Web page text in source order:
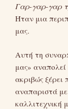
Γαρ-γαρ-γαρ
Ήταν μια
μας.
Αυτή τη
μας» αναπολεί
ακριβώς ξέρει
αναπαριστά
καλλιτεχνική